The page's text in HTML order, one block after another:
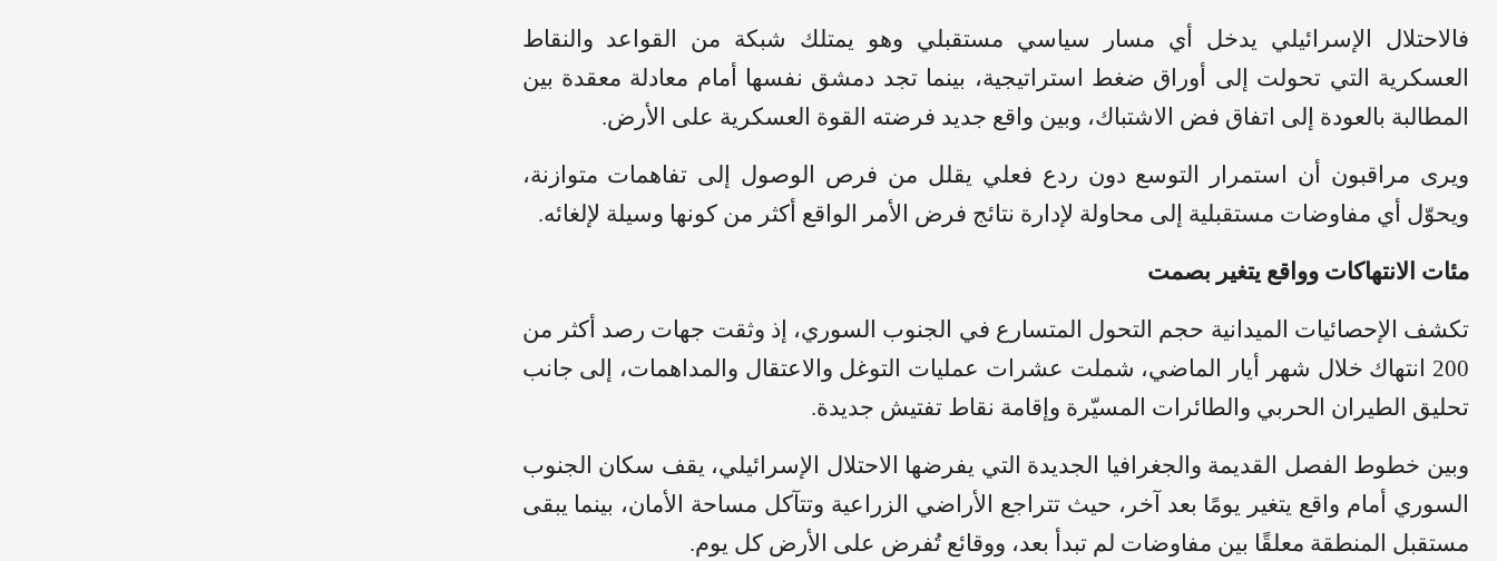
فالاحتلال الإسرائيلي يدخل أي مسار سياسي مستقبلي وهو يمتلك شبكة من القواعد والنقاط
العسكرية التي تحولت إلى أوراق ضغط استراتيجية، بينما تجد دمشق نفسها أمام معادلة معقدة بين
المطالبة بالعودة إلى اتفاق فض الاشتباك، وبين واقع جديد فرضته القوة العسكرية على الأرض.
ويرى مراقبون أن استمرار التوسع دون ردع فعلي يقلل من فرص الوصول إلى تفاهمات متوازنة،
ويحوّل أي مفاوضات مستقبلية إلى محاولة لإدارة نتائج فرض الأمر الواقع أكثر من كونها وسيلة لإلغائه.
مئات الانتهاكات وواقع يتغير بصمت
تكشف الإحصائيات الميدانية حجم التحول المتسارع في الجنوب السوري، إذ وثقت جهات رصد أكثر من
200 انتهاك خلال شهر أيار الماضي، شملت عشرات عمليات التوغل والاعتقال والمداهمات، إلى جانب
تحليق الطيران الحربي والطائرات المسيّرة وإقامة نقاط تفتيش جديدة.
وبين خطوط الفصل القديمة والجغرافيا الجديدة التي يفرضها الاحتلال الإسرائيلي، يقف سكان الجنوب
السوري أمام واقع يتغير يومًا بعد آخر، حيث تتراجع الأراضي الزراعية وتتآكل مساحة الأمان، بينما يبقى
مستقبل المنطقة معلقًا بين مفاوضات لم تبدأ بعد، ووقائع تُفرض على الأرض كل يوم.